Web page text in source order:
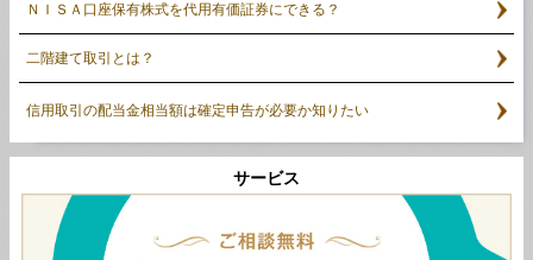
ＮＩＳＡ口座保有株式を代用有価証券にできる？
二階建て取引とは？
信用取引の配当金相当額は確定申告が必要か知りたい
サービス